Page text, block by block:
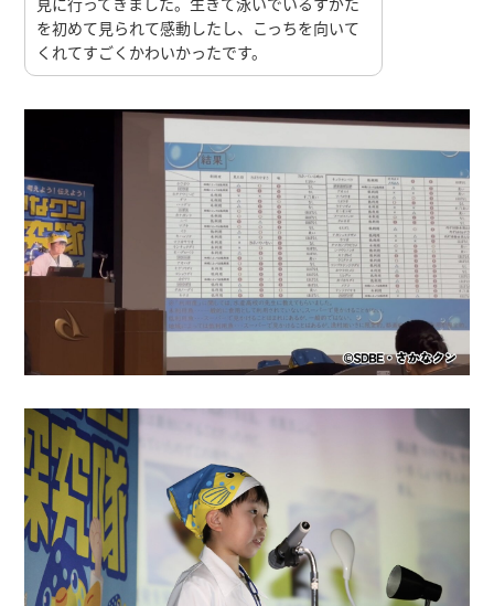
を初めて見られて感動したし、こっちを向いて
くれてすごくかわいかったです。